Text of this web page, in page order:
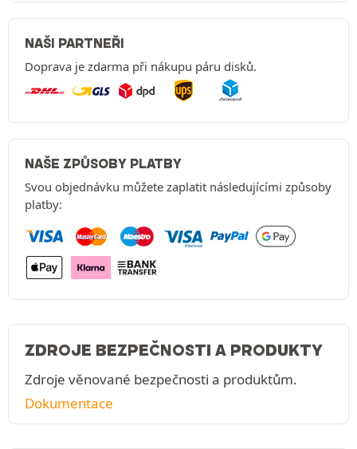
NAŠI PARTNEŘI
Doprava je zdarma při nákupu páru disků.
NAŠE ZPŮSOBY PLATBY
Svou objednávku můžete zaplatit následujícími způsoby
platby:
ZDROJE BEZPEČNOSTI A PRODUKTY
Zdroje věnované bezpečnosti a produktům.
Dokumentace